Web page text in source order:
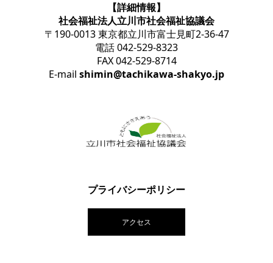
【詳細情報】
社会福祉法人立川市社会福祉協議会
〒190-0013 東京都立川市富士見町2-36-47
電話 042-529-8323
FAX 042-529-8714
E-mail shimin@tachikawa-shakyo.jp
プライバシーポリシー
アクセス